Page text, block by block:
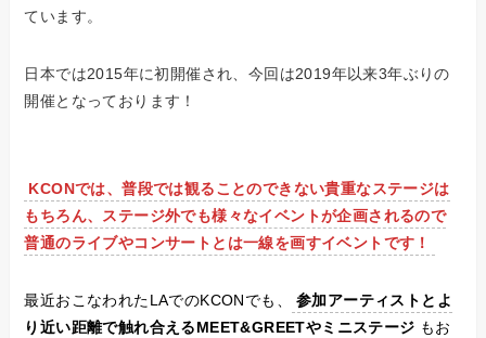
ています。
日本では2015年に初開催され、今回は2019年以来3年ぶりの
開催となっております！
KCONでは、普段では観ることのできない貴重なステージは
もちろん、ステージ外でも様々なイベントが企画されるので
普通のライブやコンサートとは一線を画すイベントです！
最近おこなわれたLAでのKCONでも、
参加アーティストとよ
り近い距離で触れ合えるMEET&GREETやミニステージ もお